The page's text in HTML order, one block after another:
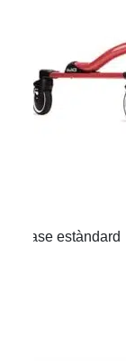
Base estàndard